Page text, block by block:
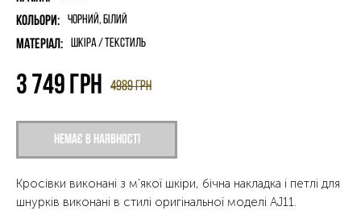
Кольори: Чорний, Білий
Матеріал: шкіра / текстиль
Немає в наявності
4989грн
3 749 грн
Кросівки виконані з м'якої шкіри, бічна накладка і петлі для
шнурків виконані в стилі оригінальної моделі AJ11.